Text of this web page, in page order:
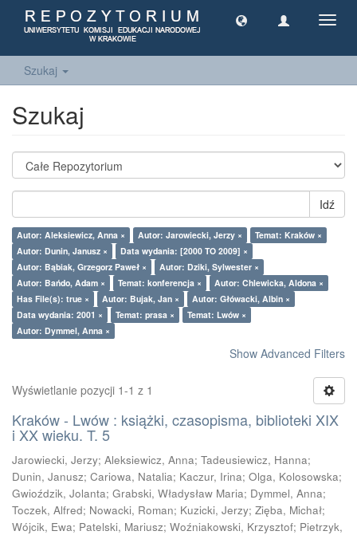
Szukaj
Szukaj
Idź
Autor: Aleksiewicz, Anna × Autor: Jarowiecki, Jerzy ×
Temat: Kraków ×
Autor: Dunin, Janusz ×
Data wydania: [2000 TO 2009] ×
Autor: Bąbiak, Grzegorz Paweł ×
Autor: Dziki, Sylwester ×
Autor: Bańdo, Adam ×
Temat: konferencja ×
Autor: Chlewicka, Aldona ×
Has File(s): true ×
Autor: Bujak, Jan ×
Autor: Główacki, Albin ×
Data wydania: 2001 ×
Temat: prasa ×
Temat: Lwów ×
Autor: Dymmel, Anna ×
Show Advanced Filters
Wyświetlanie pozycji 1-1 z 1
Kraków - Lwów : książki, czasopisma, biblioteki XIX
i XX wieku. T. 5
Jarowiecki, Jerzy; Aleksiewicz, Anna; Tadeusiewicz, Hanna;
Dunin, Janusz; Cariowa, Natalia; Kaczur, Irina; Olga, Kolosowska;
Gwioździk, Jolanta; Grabski, Władysław Maria; Dymmel, Anna;
Toczek, Alfred; Nowacki, Roman; Kuzicki, Jerzy; Zięba, Michał;
Wójcik, Ewa; Patelski, Mariusz; Woźniakowski, Krzysztof; Pietrzyk,